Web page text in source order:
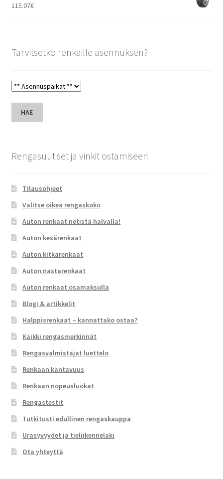
115.07€
Tarvitsetko renkaille asennuksen?
HAE
Rengasuutiset ja vinkit ostamiseen
Tilausohjeet
Valitse oikea rengaskoko
Auton renkaat netistä halvalla!
Auton kesärenkaat
Auton kitkarenkaat
Auton nastarenkaat
Auton renkaat osamaksulla
Blogi & artikkelit
Halppisrenkaat – kannattako ostaa?
Kaikki rengasmerkinnät
Rengasvalmistajat luettelo
Renkaan kantavuus
Renkaan nopeusluokat
Rengastestit
Tutkitusti edullinen rengaskauppa
Urasyvyydet ja tieliikennelaki
Ota yhteyttä